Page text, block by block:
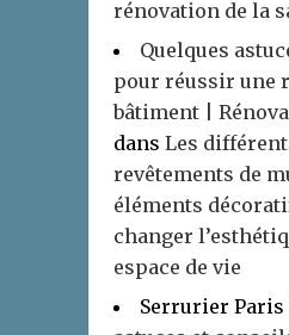
rénovation de la
Quelques
pour réussir une
bâtiment |
dans Les
revêtements de
éléments
changer
espace de vie
Serrurier Paris